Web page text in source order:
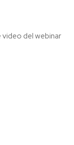
video del webinar